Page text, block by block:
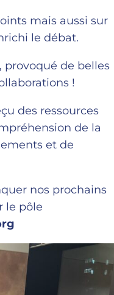
mais aussi sur
le débat.
provoqué de belles
!
des ressources
de la
et de
nos prochains
le pôle